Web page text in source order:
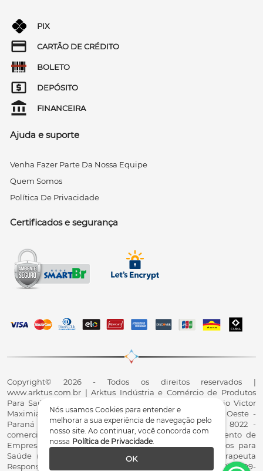
Nós usamos Cookies para entender e
melhorar a sua experiência de navegação pelo
nosso site. Ao continuar, você concorda com
nossa Política de Privacidade.
OK
PIX
CARTÃO DE CRÉDITO
BOLETO
DEPÓSITO
FINANCEIRA
Ajuda e suporte
Venha Fazer Parte Da Nossa Equipe
Quem Somos
Política De Privacidade
Certificados e segurança
Copyright© 2026 - Todos os direitos reservados |
www.arktus.com.br | Arktus Indústria e Comércio de Produtos
Para Saúde Ltda | CNPJ: 01.417.367/0001-78 | R. Antônio Victor
Maximiano, 107, Parque Industrial II, Santa Tereza do Oeste -
Paraná - CEP 85825-900 - Fale conosco: 0800 200 8022 -
comercial@arktus.com.br | Autorização de Funcionamento de
Empresa - AFE/ANVISA - Para Fabricação de Produtos para
Saúde (Correlatos): 8.02.844-5 (UX418X102741) - Fisioterapeuta
Responsável Técnico Dr. Alex Fernando Zani - Crefito8(PR): 8409-